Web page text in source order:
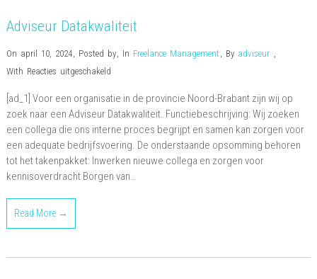
Adviseur Datakwaliteit
On april 10, 2024, Posted by, In Freelance Management , By adviseur ,
With Reacties uitgeschakeldvoor
Datakwaliteit
[ad_1] Voor een organisatie in de provincie Noord-Brabant zijn wij op
zoek naar een Adviseur Datakwaliteit. Functiebeschrijving: Wij zoeken
een collega die ons interne proces begrijpt en samen kan zorgen voor
een adequate bedrijfsvoering. De onderstaande opsomming behoren
tot het takenpakket: Inwerken nieuwe collega en zorgen voor
kennisoverdracht Borgen van…
Read More →